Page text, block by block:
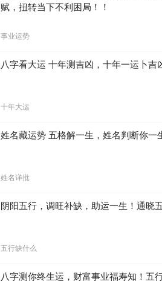
赋，扭转当下不利困局！！
事业运势
八字看大运 十年测吉凶，十年一运卜吉
十年大运
姓名藏运势 五格解一生，姓名判断你一
姓名详批
阴阳五行，调旺补缺，助运一生！通晓
五行缺什么
八字测你终生运，财富事业福寿知！五